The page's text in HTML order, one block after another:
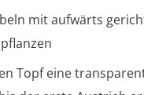
mit aufwärts
Topf eine